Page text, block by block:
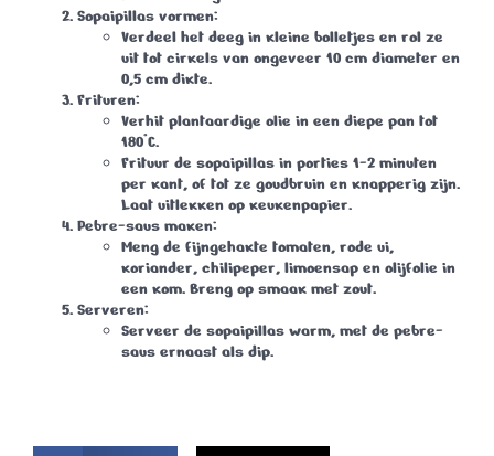
Sopaipillas vormen:
Verdeel het deeg in kleine bolletjes en rol ze
uit tot cirkels van ongeveer 10 cm diameter en
0,5 cm dikte.
Frituren:
Verhit plantaardige olie in een diepe pan tot
180°C.
Frituur de sopaipillas in porties 1-2 minuten
per kant, of tot ze goudbruin en knapperig zijn.
Laat uitlekken op keukenpapier.
Pebre-saus maken:
Meng de fijngehakte tomaten, rode ui,
koriander, chilipeper, limoensap en olijfolie in
een kom. Breng op smaak met zout.
Serveren:
Serveer de sopaipillas warm, met de pebre-
saus ernaast als dip.